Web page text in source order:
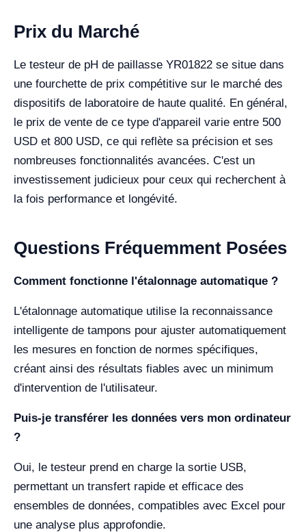
Prix du Marché
Le testeur de pH de paillasse YR01822 se situe dans
une fourchette de prix compétitive sur le marché des
dispositifs de laboratoire de haute qualité. En général,
le prix de vente de ce type d'appareil varie entre 500
USD et 800 USD, ce qui reflète sa précision et ses
nombreuses fonctionnalités avancées. C'est un
investissement judicieux pour ceux qui recherchent à
la fois performance et longévité.
Questions Fréquemment Posées
Comment fonctionne l'étalonnage automatique ?
L'étalonnage automatique utilise la reconnaissance
intelligente de tampons pour ajuster automatiquement
les mesures en fonction de normes spécifiques,
créant ainsi des résultats fiables avec un minimum
d'intervention de l'utilisateur.
Puis-je transférer les données vers mon ordinateur
?
Oui, le testeur prend en charge la sortie USB,
permettant un transfert rapide et efficace des
ensembles de données, compatibles avec Excel pour
une analyse plus approfondie.